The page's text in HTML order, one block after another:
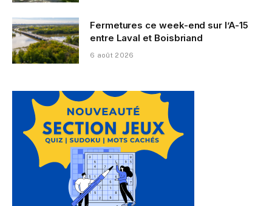
Fermetures ce week-end sur l’A-15
entre Laval et Boisbriand
6 août 2026